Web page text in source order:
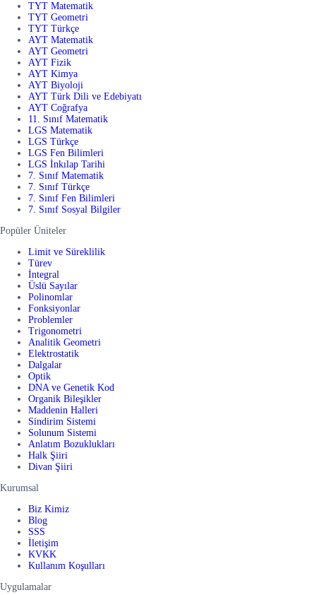
TYT Matematik
TYT Geometri
TYT Türkçe
AYT Matematik
AYT Geometri
AYT Fizik
AYT Kimya
AYT Biyoloji
AYT Türk Dili ve Edebiyatı
AYT Coğrafya
11. Sınıf Matematik
LGS Matematik
LGS Türkçe
LGS Fen Bilimleri
LGS İnkılap Tarihi
7. Sınıf Matematik
7. Sınıf Türkçe
7. Sınıf Fen Bilimleri
7. Sınıf Sosyal Bilgiler
Popüler Üniteler
Limit ve Süreklilik
Türev
İntegral
Üslü Sayılar
Polinomlar
Fonksiyonlar
Problemler
Trigonometri
Analitik Geometri
Elektrostatik
Dalgalar
Optik
DNA ve Genetik Kod
Organik Bileşikler
Maddenin Halleri
Sindirim Sistemi
Solunum Sistemi
Anlatım Bozuklukları
Halk Şiiri
Divan Şiiri
Kurumsal
Biz Kimiz
Blog
SSS
İletişim
KVKK
Kullanım Koşulları
Uygulamalar